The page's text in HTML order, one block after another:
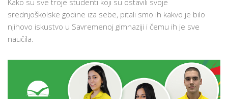
Kako su sve troje studenti koji su ostavili svoje
srednjoškolske godine iza sebe, pitali smo ih kakvo je bilo
njihovo iskustvo u Savremenoj gimnaziji i čemu ih je sve
naučila.